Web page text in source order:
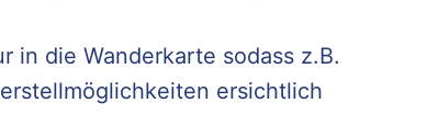
in die Wanderkarte sodass z.B.
ersichtlich